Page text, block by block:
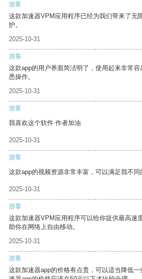
游客
这款加速器VPM应用程序已经为我们带来了无
护。
2025-10-31
游客
这款app的用户界面简洁明了，使用起来非常
悉操作。
2025-10-31
游客
我喜欢这个软件 作者加油
2025-10-31
游客
这款app的视频资源非常丰富，可以满足我不同
2025-10-31
游客
这款加速器VPM应用程序可以给你提供最高速
助你在网络上自由移动。
2025-10-31
游客
这款加速器app的价格有点贵，可以适当降低